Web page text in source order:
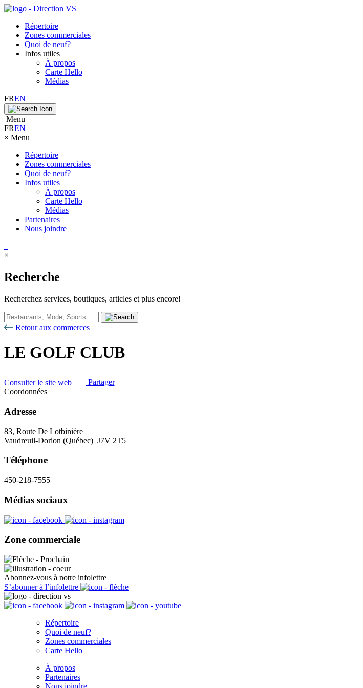
Répertoire
Zones commerciales
Quoi de neuf?
Infos utiles
À propos
Carte Hello
Médias
FREN
Menu
FREN
× Menu
Répertoire
Zones commerciales
Quoi de neuf?
Infos utiles
À propos
Carte Hello
Médias
Partenaires
Nous joindre
×
Recherche
Recherchez services, boutiques, articles et plus encore!
Retour aux commerces
LE GOLF CLUB
Consulter le site web
Partager
Coordonnées
Adresse
83, Route De Lotbinière
Vaudreuil-Dorion (Québec) J7V 2T5
Téléphone
450-218-7555
Médias sociaux
Zone commerciale
Abonnez-vous à notre infolettre
S’abonner à l’infolettre
Répertoire
Quoi de neuf?
Zones commerciales
Carte Hello
À propos
Partenaires
Nous joindre